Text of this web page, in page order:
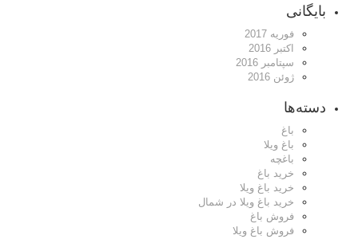
بایگانی
فوریه 2017
اکتبر 2016
سپتامبر 2016
ژوئن 2016
دسته‌ها
باغ
باغ ویلا
باغچه
خرید باغ
خرید باغ ویلا
خرید باغ ویلا در شمال
فروش باغ
فروش باغ ویلا